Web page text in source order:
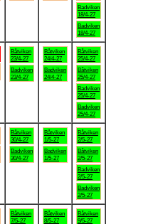
Badviken
18/4-27
Badviken
18/4-27
Båtviken
23/4-27
Badviken
23/4-27
Båtviken
24/4-27
Badviken
24/4-27
Båtviken
25/4-27
Båtviken
25/4-27
Badviken
25/4-27
Badviken
25/4-27
Båtviken
30/4-27
Badviken
30/4-27
Båtviken
1/5-27
Badviken
1/5-27
Båtviken
2/5-27
Båtviken
2/5-27
Badviken
2/5-27
Badviken
2/5-27
Båtviken
7/5-27
Båtviken
8/5-27
Båtviken
9/5-27